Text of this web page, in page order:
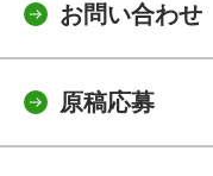
お問い合わせ
原稿応募